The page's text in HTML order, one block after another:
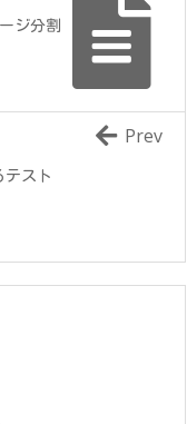
ジ分割
スト
Prev